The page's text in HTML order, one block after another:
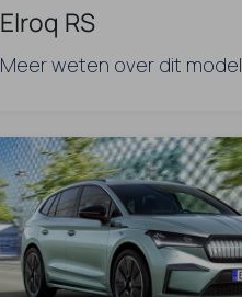
Elroq RS
Meer weten over dit model